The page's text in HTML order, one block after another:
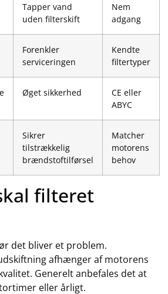
Tapper vand
uden filterskift
Nem
adgang
Forenkler
serviceringen
Kendte
filtertyper
Øget sikkerhed
CE eller
ABYC
Sikrer
tilstrækkelig
brændstoftilførsel
Matcher
motorens
behov
filteret
det bliver et problem.
afhænger af motorens
Generelt anbefales det at
eller årligt.